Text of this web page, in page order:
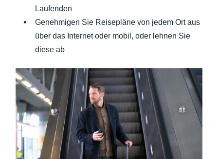
Laufenden
Genehmigen Sie Reisepläne von jedem Ort aus
über das Internet oder mobil, oder lehnen Sie
diese ab